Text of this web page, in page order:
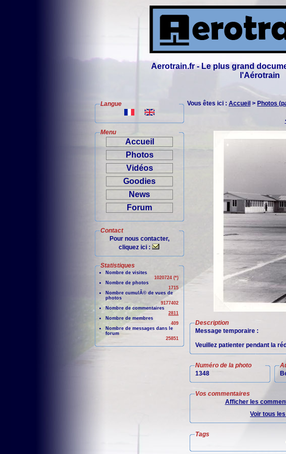
Aerotrain.fr - Le plus grand
l'Aérotrain
Langue
Menu
Accueil
Photos
Vidéos
Goodies
News
Forum
Contact
Pour nous contacter,
cliquez ici :
Statistiques
Nombre de visites
1020724 (*)
Nombre de photos
1715
Nombre cumulÃ© de vues de
photos
9177402
Nombre de commentaires
2811
Nombre de membres
409
Nombre de messages dans le
forum
25851
Vous êtes ici : Accueil > Photos
Description
Message temporaire :
Veuillez patienter pendant la
Numéro de la photo
1348
Vos commentaires
Afficher les
Voir tous
Tags